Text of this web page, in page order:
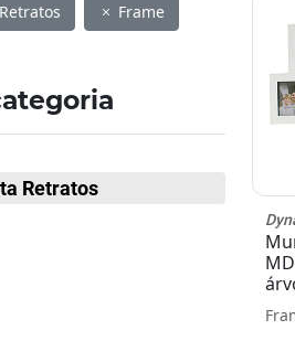
Frame
Retratos